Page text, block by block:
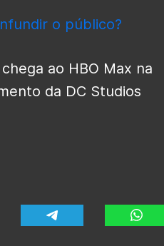
o público?
ao HBO Max na
da DC Studios